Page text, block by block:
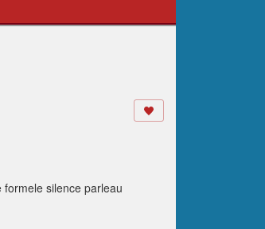
silence parleau